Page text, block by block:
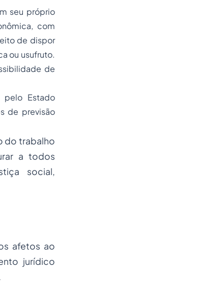
seu próprio
com
de dispor
ou usufruto.
de
Estado
de previsão
do trabalho
a todos
social,
afetos ao
jurídico